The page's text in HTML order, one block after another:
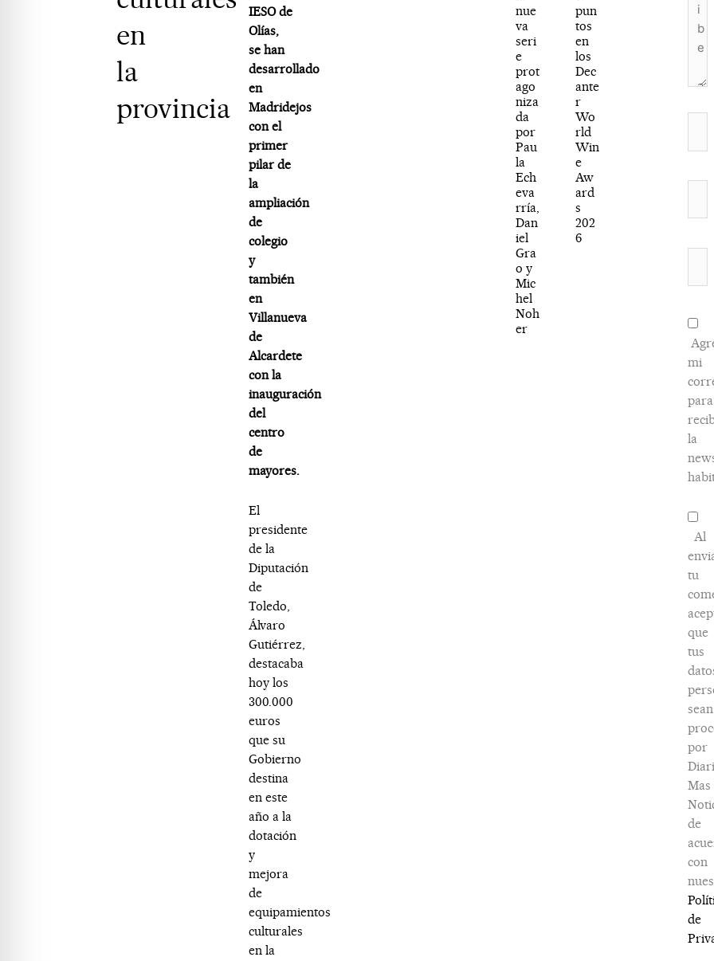
en
la
provincia
IESO de
Olías,
se han
desarrollado
en
Madridejos
con el
primer
pilar de
la
ampliación
de
colegio
y
también
en
Villanueva
de
Alcardete
con la
inauguración
del
centro
de
mayores.
El
presidente
de la
Diputación
de
Toledo,
Álvaro
Gutiérrez,
destacaba
hoy los
300.000
euros
que su
Gobierno
destina
en este
año a la
dotación
y
mejora
de
equipamientos
culturales
en la
nue
va
seri
e
prot
ago
niza
da
por
Pau
la
Ech
eva
rría,
Dan
iel
Gra
o y
Mic
hel
Noh
er
pun
tos
en
los
Dec
ante
r
Wo
rld
Win
e
Aw
ard
s
202
6
mi
para
la
Al
tu
que
tus
sean
por
Mas
de
con
de